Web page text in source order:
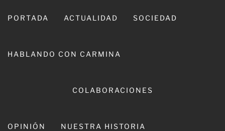
PORTADA ACTUALIDAD SOCIEDAD
HABLANDO CON CARMINA
COLABORACIONES
OPINIÓN NUESTRA HISTORIA